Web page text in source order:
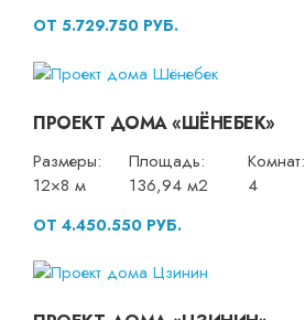
ОТ 5.729.750 РУБ.
ПРОЕКТ ДОМА «ШЁНЕБЕК»
Размеры:
12×8 м
Площадь:
136,94 м2
Комнат:
4
ОТ 4.450.550 РУБ.